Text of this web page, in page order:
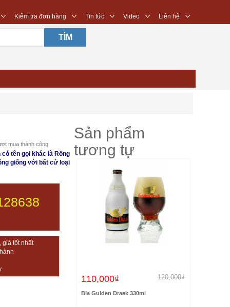
◇ ◇
Kiểm tra đơn hàng ◇
Tin tức ◇
Video ◇
Liên hệ
TÌM
mua thành công
tên gọi khác là Rồng
giống với bất cứ loại
giá tốt nhất
Sản phẩm
tương tự
110,000₫ 120,000₫
Bia Gulden Draak 330ml